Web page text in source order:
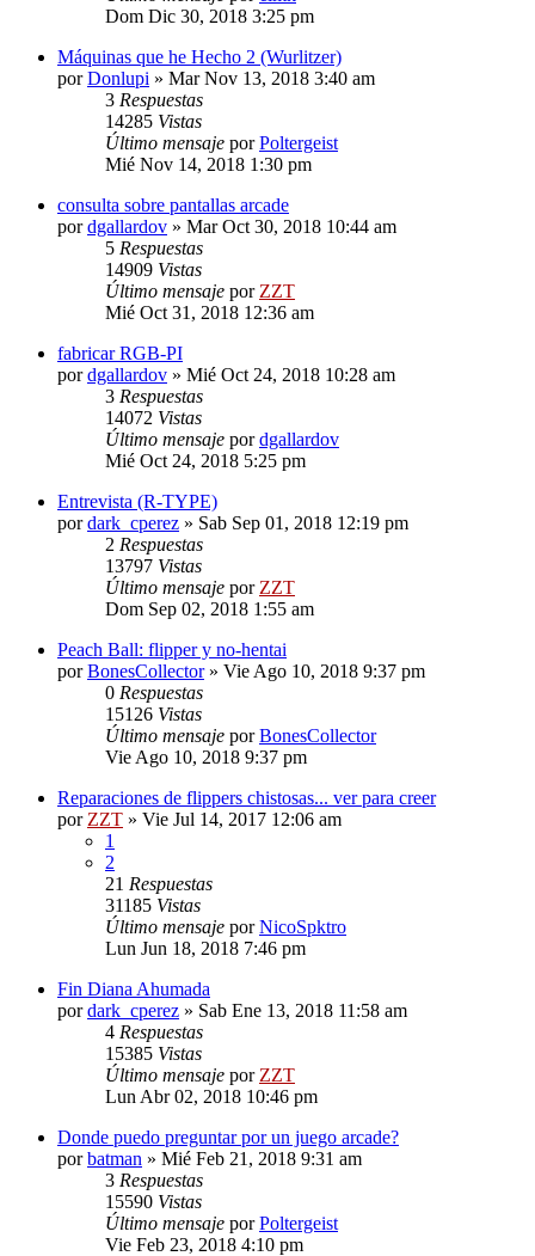
Dom Dic 30, 2018 3:25 pm
Máquinas que he Hecho 2 (Wurlitzer)
porDonlupi » Mar Nov 13, 2018 3:40 am
3 Respuestas
14285 Vistas
Último mensaje porPoltergeist
Mié Nov 14, 2018 1:30 pm
consulta sobre pantallas arcade
pordgallardov » Mar Oct 30, 2018 10:44 am
5 Respuestas
14909 Vistas
Último mensaje por ZZT
Mié Oct 31, 2018 12:36 am
fabricar RGB-PI
pordgallardov » Mié Oct 24, 2018 10:28 am
3 Respuestas
14072 Vistas
Último mensaje pordgallardov
Mié Oct 24, 2018 5:25 pm
Entrevista (R-TYPE)
pordark_cperez » Sab Sep 01, 2018 12:19 pm
2 Respuestas
13797 Vistas
Último mensaje por ZZT
Dom Sep 02, 2018 1:55 am
Peach Ball: flipper y no-hentai
porBonesCollector» Vie Ago 10, 2018 9:37 pm
0 Respuestas
15126 Vistas
Último mensaje porBonesCollector
Vie Ago 10, 2018 9:37 pm
Reparaciones de flippers chistosas... ver para creer
por ZZT » Vie Jul 14, 2017 12:06 am
1
2
21 Respuestas
31185 Vistas
Último mensaje porNicoSpktro
Lun Jun 18, 2018 7:46 pm
Fin Diana Ahumada
pordark_cperez » Sab Ene 13, 2018 11:58 am
4 Respuestas
15385 Vistas
Último mensaje por ZZT
Lun Abr 02, 2018 10:46 pm
Donde puedo preguntar por un juego arcade?
porbatman » Mié Feb 21, 2018 9:31 am
3 Respuestas
15590 Vistas
Último mensaje porPoltergeist
Vie Feb 23, 2018 4:10 pm